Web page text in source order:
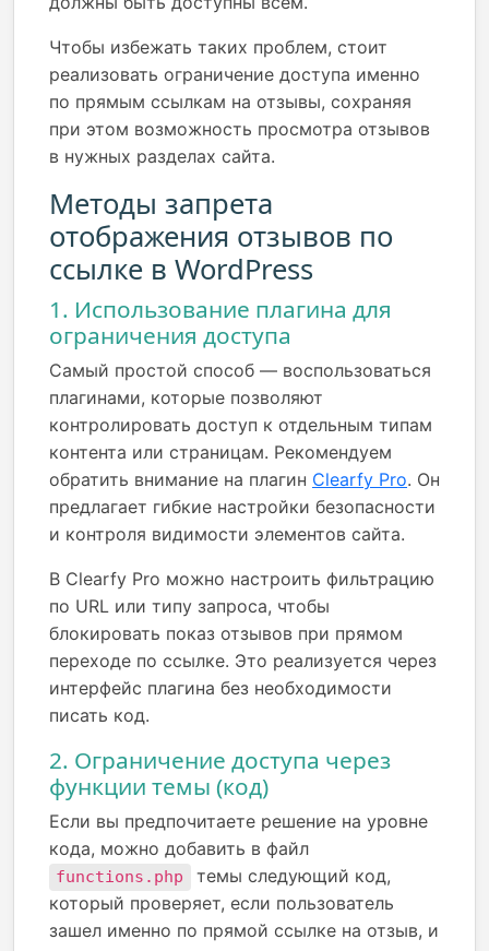
Чтобы избежать таких проблем, стоит
реализовать ограничение доступа именно
по прямым ссылкам на отзывы, сохраняя
при этом возможность просмотра отзывов
в нужных разделах сайта.
Методы запрета
отображения отзывов по
ссылке в WordPress
1. Использование плагина для
ограничения доступа
Самый простой способ — воспользоваться
плагинами, которые позволяют
контролировать доступ к отдельным типам
контента или страницам. Рекомендуем
обратить внимание на плагин Clearfy Pro. Он
предлагает гибкие настройки безопасности
и контроля видимости элементов сайта.
В Clearfy Pro можно настроить фильтрацию
по URL или типу запроса, чтобы
блокировать показ отзывов при прямом
переходе по ссылке. Это реализуется через
интерфейс плагина без необходимости
писать код.
2. Ограничение доступа через
функции темы (код)
Если вы предпочитаете решение на уровне
кода, можно добавить в файл
functions.php
темы следующий код,
который проверяет, если пользователь
зашел именно по прямой ссылке на отзыв, и